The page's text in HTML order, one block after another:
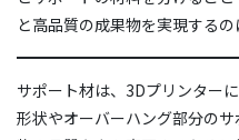
と高品質の成果物を実現するの
サポート材は、3Dプリンター
形状やオーバーハング部分の